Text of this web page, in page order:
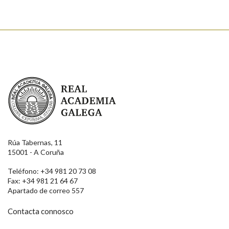
Real Academia Galega
Rúa Tabernas, 11
15001 - A Coruña
Teléfono: +34 981 20 73 08
Fax: +34 981 21 64 67
Apartado de correo 557
Contacta connosco